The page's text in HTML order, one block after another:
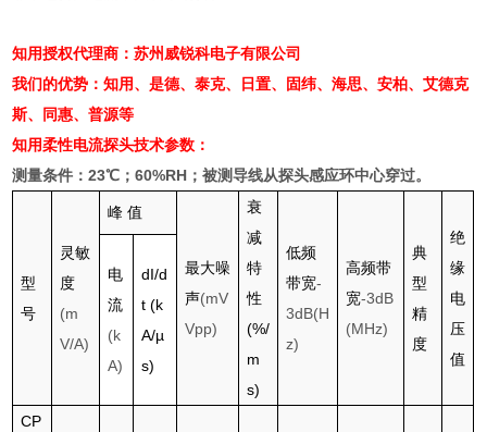
知用授权代理商：苏州威锐科电子有限公司
我们的优势：知用、是德、泰克、日置、固纬、海思、安柏、艾德克
斯、同惠、普源等
知用柔性电流探头技术参数：
测量条件：23℃；60%RH ；被测导线从探头感应环中心穿过。
型
号
灵敏
度
(m
V/A)
峰 值
最大噪
声(mV
Vpp)
衰
减
特
性
(%/
m
s)
低频
带宽-
3dB(H
z)
高频带
宽-3dB
(MHz)
典
型
精
度
绝
缘
电
压
值
电
流
(k
A)
dI/d
t (k
A/µ
s)
CP